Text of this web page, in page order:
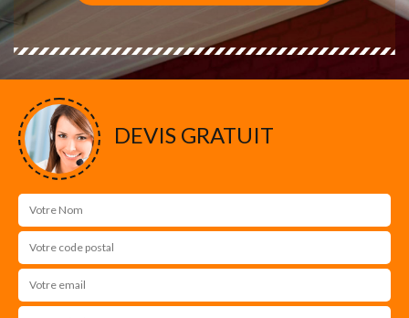
DEVIS GRATUIT